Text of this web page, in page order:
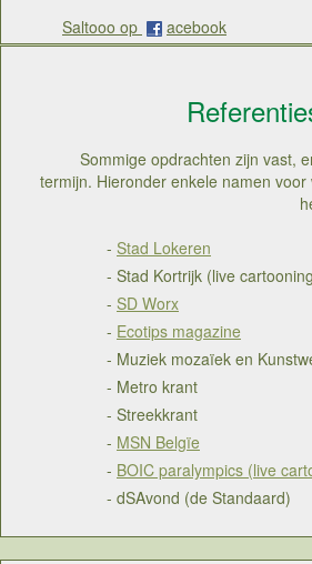
Saltooo op
acebook
Sommige opdrachten zijn vast,
termijn. Hieronder enkele namen
- Stad Lokeren
- Stad Kortrijk (live
- SD Worx
- Ecotips magazine
- Muziek mozaïek en
- Metro krant
- Streekkrant
- MSN Belgïe
- BOIC paralympics (live
- dSAvond (de Standaard)